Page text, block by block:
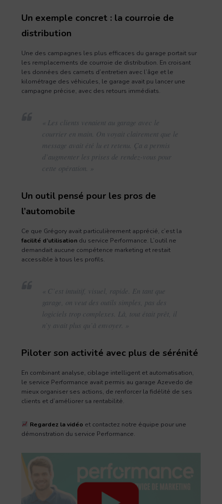
Un exemple concret : la courroie de
distribution
Une des campagnes les plus efficaces du garage portait sur
les remplacements de courroie de distribution. En croisant
les données des carnets d’entretien avec l’âge et le
kilométrage des véhicules, le garage avait pu lancer une
campagne précise, avec des retours immédiats.
« Les clients venaient au garage avec le
courrier en main. On voyait clairement que le
message avait été lu et retenu. Ça a permis
d’augmenter les prises de rendez-vous pour
cette opération. »
Un outil pensé pour les pros de
l’automobile
Ce que Grégory avait particulièrement apprécié, c’est la
facilité d’utilisation du service Performance. L’outil ne
demandait aucune compétence marketing et restait
accessible à tous les profils.
« C’est intuitif, visuel, rapide. En tant que
garage, on veut des outils simples, pas des
logiciels trop complexes. Là, tout était prêt, il
n’y avait plus qu’à envoyer. »
Piloter son activité avec plus de sérénité
En combinant analyse, ciblage intelligent et automatisation,
le service Performance avait permis au garage Azevedo de
mieux organiser ses actions, de renforcer la fidélité de ses
clients et d’améliorer sa rentabilité.
Regardez la vidéo et contactez notre équipe pour une
démonstration du service Performance.